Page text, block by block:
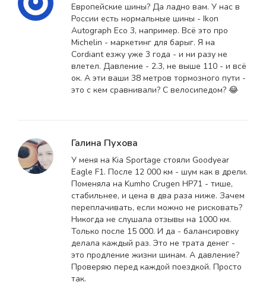
Европейские шины? Да ладно вам. У нас в
России есть нормальные шины - Ikon
Autograph Eco 3, например. Всё это про
Michelin - маркетинг для барыг. Я на
Cordiant езжу уже 3 года - и ни разу не
влетел. Давление - 2.3, не выше 110 - и всё
ок. А эти ваши 38 метров тормозного пути -
это с кем сравнивали? С велосипедом? 😂
Галина Пухова
У меня на Kia Sportage стояли Goodyear
Eagle F1. После 12 000 км - шум как в дрели.
Поменяла на Kumho Crugen HP71 - тише,
стабильнее, и цена в два раза ниже. Зачем
переплачивать, если можно не рисковать?
Никогда не слушала отзывы на 1000 км.
Только после 15 000. И да - балансировку
делала каждый раз. Это не трата денег -
это продление жизни шинам. А давление?
Проверяю перед каждой поездкой. Просто
так.